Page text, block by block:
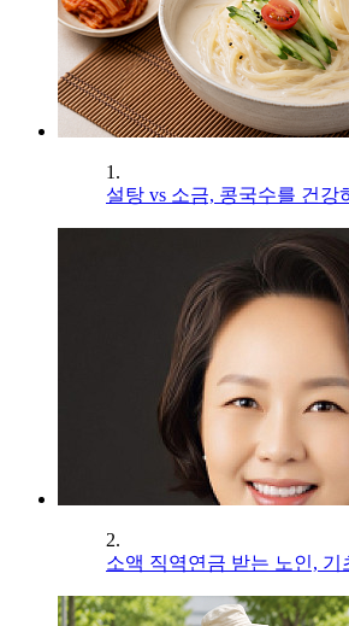
1.
설탕 vs 소금, 콩국수를 건강
2.
소액 직역연금 받는 노인,